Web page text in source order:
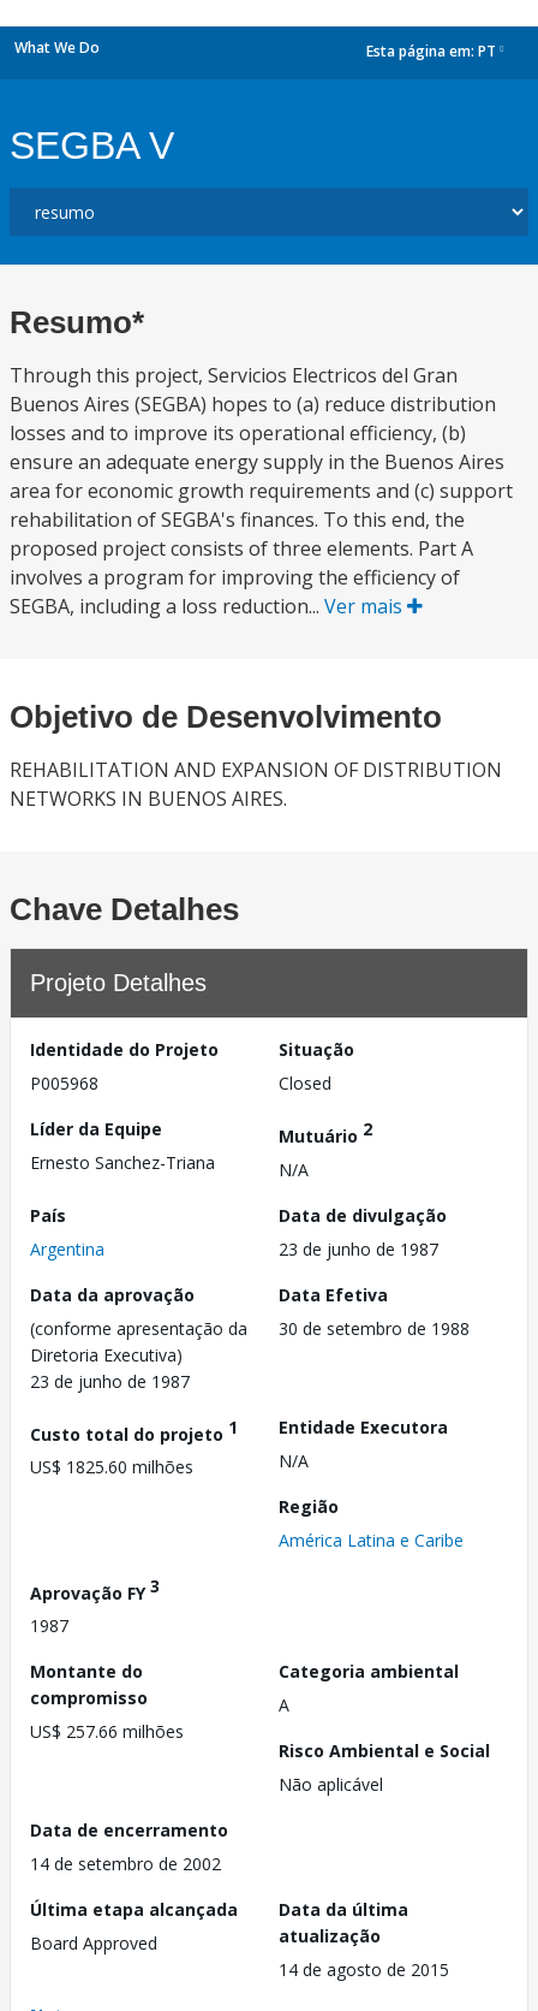
What We Do Esta página em: PT
SEGBA V
Resumo*
Through this project, Servicios Electricos del Gran
Buenos Aires (SEGBA) hopes to (a) reduce distribution
losses and to improve its operational efficiency, (b)
ensure an adequate energy supply in the Buenos Aires
area for economic growth requirements and (c) support
rehabilitation of SEGBA's finances. To this end, the
proposed project consists of three elements. Part A
involves a program for improving the efficiency of
SEGBA, including a loss reduction... Ver mais
Objetivo de Desenvolvimento
REHABILITATION AND EXPANSION OF DISTRIBUTION
NETWORKS IN BUENOS AIRES.
Chave Detalhes
Projeto Detalhes
Identidade do Projeto
P005968
Situação
Closed
Líder da Equipe
Ernesto Sanchez-Triana
Mutuário 2
N/A
País
Argentina
Data de divulgação
23 de junho de 1987
Data da aprovação
(conforme apresentação da
Diretoria Executiva)
23 de junho de 1987
Data Efetiva
30 de setembro de 1988
Custo total do projeto 1
US$ 1825.60 milhões
Entidade Executora
N/A
Região
América Latina e Caribe
Aprovação FY3
1987
Montante do
compromisso
US$ 257.66 milhões
Categoria ambiental
A
Risco Ambiental e Social
Não aplicável
Data de encerramento
14 de setembro de 2002
Última etapa alcançada
Board Approved
Data da última
atualização
14 de agosto de 2015